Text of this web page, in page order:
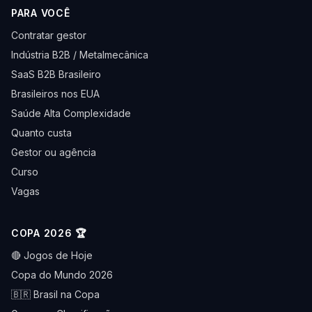
PARA VOCÊ
Contratar gestor
Indústria B2B / Metalmecânica
SaaS B2B Brasileiro
Brasileiros nos EUA
Saúde Alta Complexidade
Quanto custa
Gestor ou agência
Curso
Vagas
COPA 2026 🏆
🔴 Jogos de Hoje
Copa do Mundo 2026
🇧🇷 Brasil na Copa